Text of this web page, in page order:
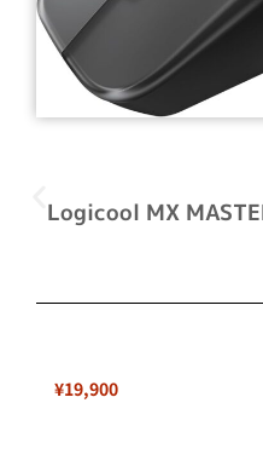
Logicool MX
¥19,900